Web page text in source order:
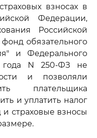
взносах в
Федерации,
Российской
обязательного
и Федерального
N 250-ФЗ не
и позволяли
плательщика
и уплатить налог
страховые взносы